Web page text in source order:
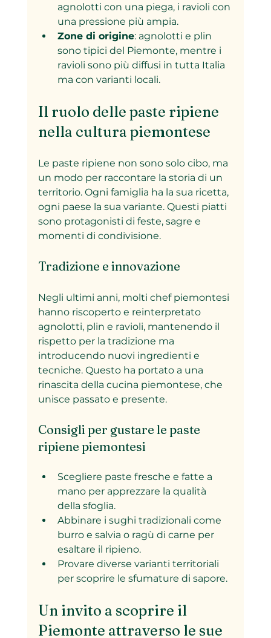
agnolotti con una piega, i ravioli con
una pressione più ampia.
Zone di origine: agnolotti e plin
sono tipici del Piemonte, mentre i
ravioli sono più diffusi in tutta Italia
ma con varianti locali.
Il ruolo delle paste ripiene
nella cultura piemontese
Le paste ripiene non sono solo cibo, ma
un modo per raccontare la storia di un
territorio. Ogni famiglia ha la sua ricetta,
ogni paese la sua variante. Questi piatti
sono protagonisti di feste, sagre e
momenti di condivisione.
Tradizione e innovazione
Negli ultimi anni, molti chef piemontesi
hanno riscoperto e reinterpretato
agnolotti, plin e ravioli, mantenendo il
rispetto per la tradizione ma
introducendo nuovi ingredienti e
tecniche. Questo ha portato a una
rinascita della cucina piemontese, che
unisce passato e presente.
Consigli per gustare le paste
ripiene piemontesi
Scegliere paste fresche e fatte a
mano per apprezzare la qualità
della sfoglia.
Abbinare i sughi tradizionali come
burro e salvia o ragù di carne per
esaltare il ripieno.
Provare diverse varianti territoriali
per scoprire le sfumature di sapore.
Un invito a scoprire il
Piemonte attraverso le sue